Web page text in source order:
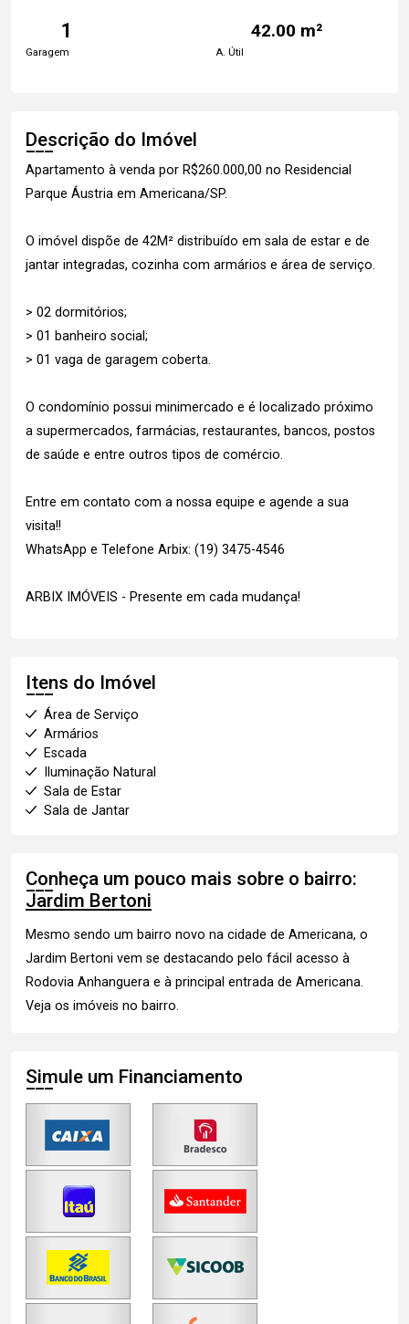
1
Garagem
42.00 m²
A. Útil
Descrição do Imóvel
Apartamento à venda por R$260.000,00 no Residencial
Parque Áustria em Americana/SP.
O imóvel dispõe de 42M² distribuído em sala de estar e de
jantar integradas, cozinha com armários e área de serviço.
> 02 dormitórios;
> 01 banheiro social;
> 01 vaga de garagem coberta.
O condomínio possui minimercado e é localizado próximo
a supermercados, farmácias, restaurantes, bancos, postos
de saúde e entre outros tipos de comércio.
Entre em contato com a nossa equipe e agende a sua
visita!!
WhatsApp e Telefone Arbix: (19) 3475-4546
ARBIX IMÓVEIS - Presente em cada mudança!
Itens do Imóvel
Área de Serviço
Armários
Escada
Iluminação Natural
Sala de Estar
Sala de Jantar
Conheça um pouco mais sobre o bairro:
Jardim Bertoni
Mesmo sendo um bairro novo na cidade de Americana, o
Jardim Bertoni vem se destacando pelo fácil acesso à
Rodovia Anhanguera e à principal entrada de Americana.
Veja os imóveis no bairro.
Simule um Financiamento